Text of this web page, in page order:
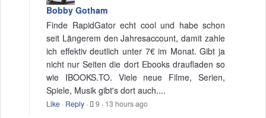
Bobby Gotham
Finde RapidGator echt cool und habe schon
seit Längerem den Jahresaccount, damit zahle
ich effektiv deutlich unter 7€ im Monat. Gibt ja
nicht nur Seiten die dort Ebooks draufladen so
wie IBOOKS.TO. Viele neue Filme, Serien,
Spiele, Musik gibt's dort auch....
Like · Reply · 9 · 13 hours ago